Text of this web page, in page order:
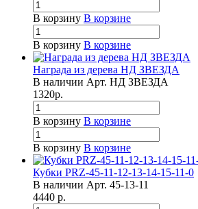
В корзину В корзине
В корзину В корзине
Награда из дерева НД ЗВЕЗДА
В наличии Арт. НД ЗВЕЗДА
1320р.
В корзину В корзине
В корзину В корзине
Кубки PRZ-45-11-12-13-14-15-11-0
В наличии Арт. 45-13-11
4440 р.